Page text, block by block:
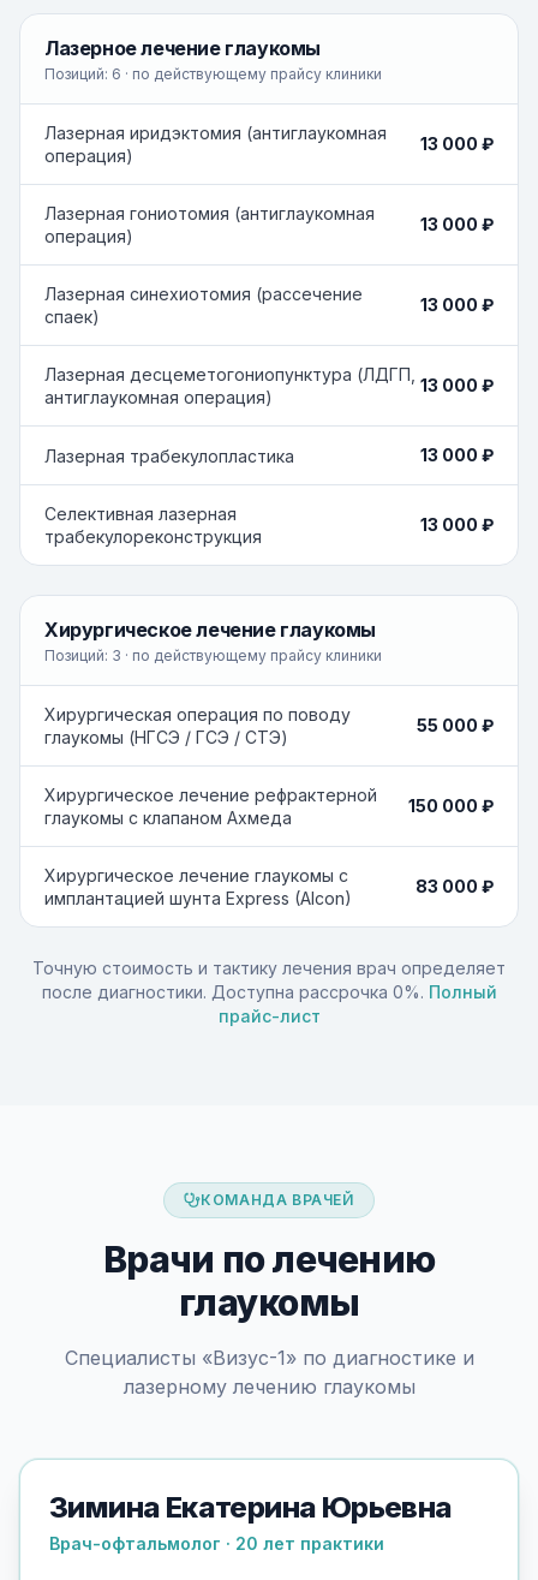
Лазерное лечение глаукомы
Позиций: 6 · по действующему прайсу клиники
Лазерная иридэктомия (антиглаукомная
операция)
13 000 ₽
Лазерная гониотомия (антиглаукомная
операция)
13 000 ₽
Лазерная синехиотомия (рассечение
спаек)
13 000 ₽
Лазерная десцеметогониопунктура (ЛДГП,
антиглаукомная операция)
13 000 ₽
Лазерная трабекулопластика 13 000 ₽
Селективная лазерная
трабекулореконструкция
13 000 ₽
Хирургическое лечение глаукомы
Позиций: 3 · по действующему прайсу клиники
Хирургическая операция по поводу
глаукомы (НГСЭ / ГСЭ / СТЭ)
55 000 ₽
Хирургическое лечение рефрактерной
глаукомы с клапаном Ахмеда
150 000 ₽
Хирургическое лечение глаукомы с
имплантацией шунта Express (Alcon)
83 000 ₽
Точную стоимость и тактику лечения врач определяет
после диагностики. Доступна рассрочка 0%. Полный
прайс-лист
КОМАНДА ВРАЧЕЙ
Врачи по лечению
глаукомы
Специалисты «Визус-1» по диагностике и
лазерному лечению глаукомы
Зимина Екатерина Юрьевна
Врач-офтальмолог · 20 лет практики